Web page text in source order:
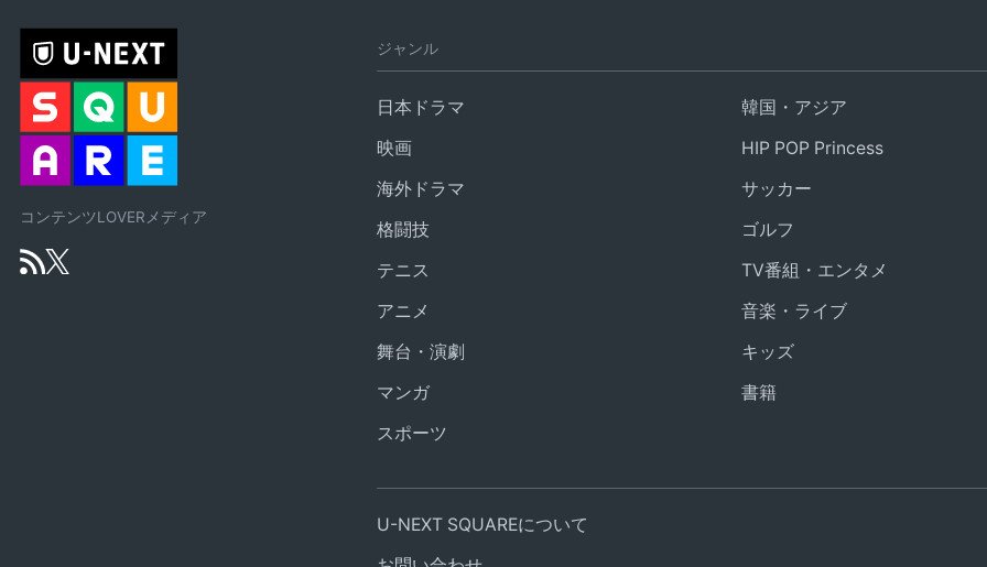
コンテンツLOVERメディア
ジャンル
日本ドラマ
韓国・アジア
映画
HIP POP Princess
海外ドラマ
サッカー
格闘技
ゴルフ
テニス
TV番組・エンタメ
アニメ
音楽・ライブ
舞台・演劇
キッズ
マンガ
書籍
スポーツ
U-NEXT SQUAREについて